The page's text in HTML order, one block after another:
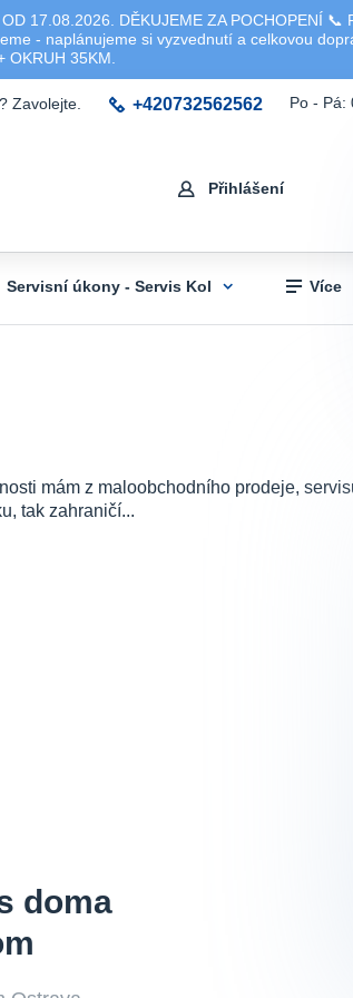
17.08.2026. DĚKUJEME ZA POCHOPENÍ 📞
- naplánujeme si vyzvednutí a celkovou
OKRUH 35KM.
Přihlášení
Zavolejte. +420732562562 Po - Pá:
Servisní úkony - Servis Kol Více
mám z maloobchodního prodeje,
tak zahraničí...
doma